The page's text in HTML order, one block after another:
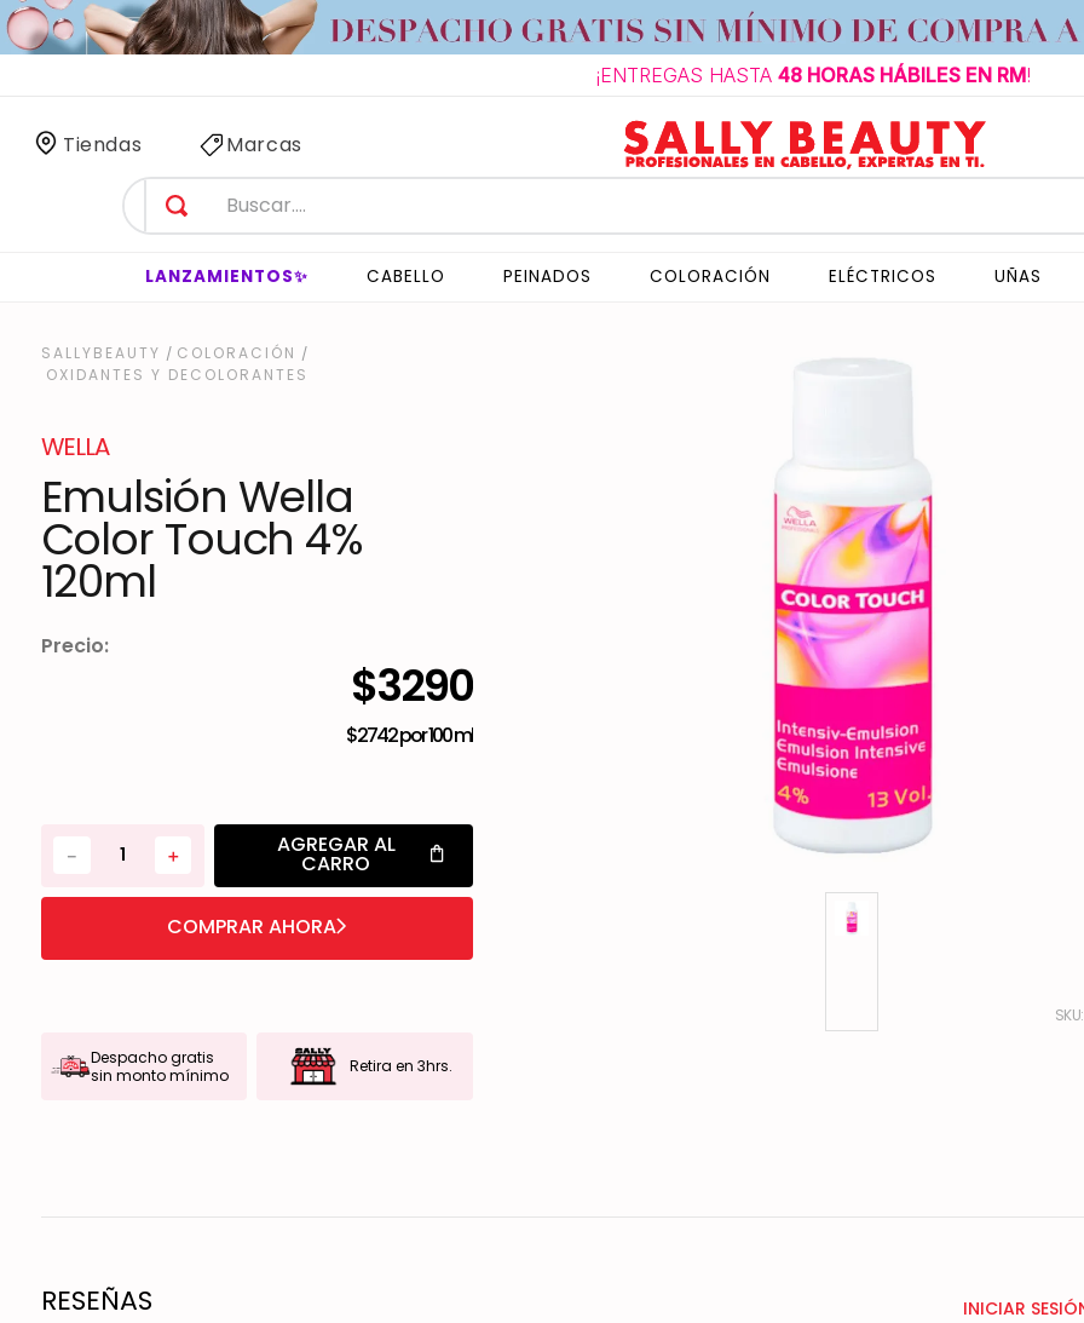
¡ENTREGAS HASTA 48 HORAS HÁBILES EN RM!
Tiendas Marcas
LANZAMIENTOS✨ CABELLO PEINADOS COLORACIÓN ELÉCTRICOS UÑAS
COLORACIÓN
OXIDANTES Y DECOLORANTES
WELLA
Emulsión Wella
Color Touch 4%
120ml
Precio:
$3290
$2742por100 ml
＋
－ AGREGAR AL
CARRO
COMPRAR AHORA
Despacho gratis
sin monto mínimo
Retira en 3hrs.
RESEÑAS INICIAR